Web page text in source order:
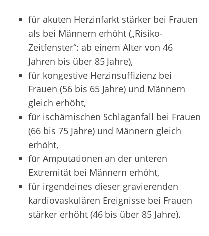
für akuten Herzinfarkt stärker bei Frauen
als bei Männern erhöht („Risiko-
Zeitfenster“: ab einem Alter von 46
Jahren bis über 85 Jahre),
für kongestive Herzinsuffizienz bei
Frauen (56 bis 65 Jahre) und Männern
gleich erhöht,
für ischämischen Schlaganfall bei Frauen
(66 bis 75 Jahre) und Männern gleich
erhöht,
für Amputationen an der unteren
Extremität bei Männern erhöht,
für irgendeines dieser gravierenden
kardiovaskulären Ereignisse bei Frauen
stärker erhöht (46 bis über 85 Jahre).